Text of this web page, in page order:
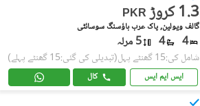
PKR 1.3 کروڑ
گالف ویولین, پاک عرب ہاؤسنگ سوسائٹی
4
4 5 مرلہ
شامل کی:15 گھنٹے پہل (تبدیلی کی گئی:15 گھنٹے پہلے)
ایس ایم ایس کال